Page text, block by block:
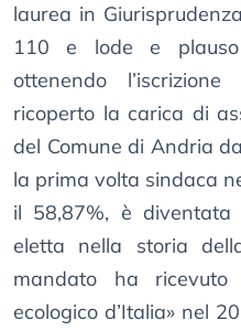
laurea in
110 e lode e plauso
ottenendo
ricoperto la carica di
del Comune di Andria
la prima volta sindaca
il 58,87%, è
eletta nella storia
mandato ha
ecologico d’Italia» nel